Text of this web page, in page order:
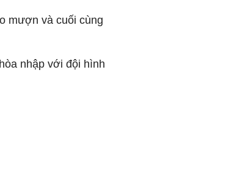
mượn và cuối cùng
nhập với đội hình